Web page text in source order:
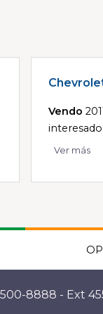
Vendo
Ver más
8888 - Ext